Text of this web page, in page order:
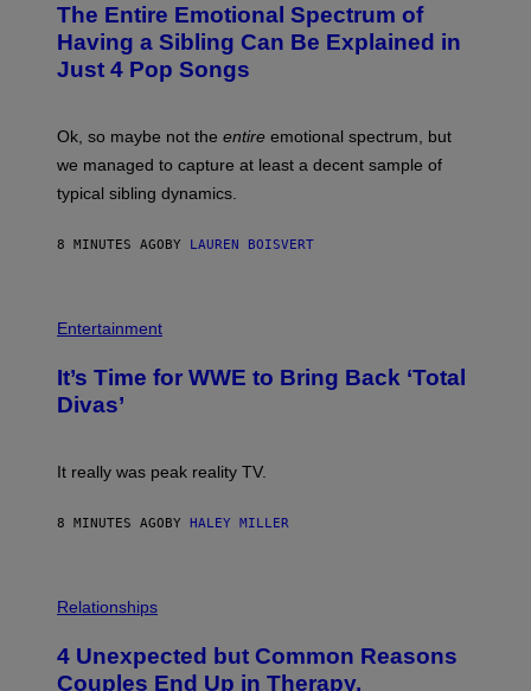
O
B
Y
A
E
/
T
A
E
S
)
The Entire Emotional Spectrum of
Having a Sibling Can Be Explained in
Just 4 Pop Songs
Ok, so maybe not the entire emotional spectrum, but
we managed to capture at least a decent sample of
typical sibling dynamics.
8 MINUTES AGOBY LAUREN BOISVERT
H
O
:
E
Entertainment
It’s Time for WWE to Bring Back ‘Total
Divas’
It really was peak reality TV.
8 MINUTES AGOBY HALEY MILLER
H
O
:
Relationships
4 Unexpected but Common Reasons
Couples End Up in Therapy,